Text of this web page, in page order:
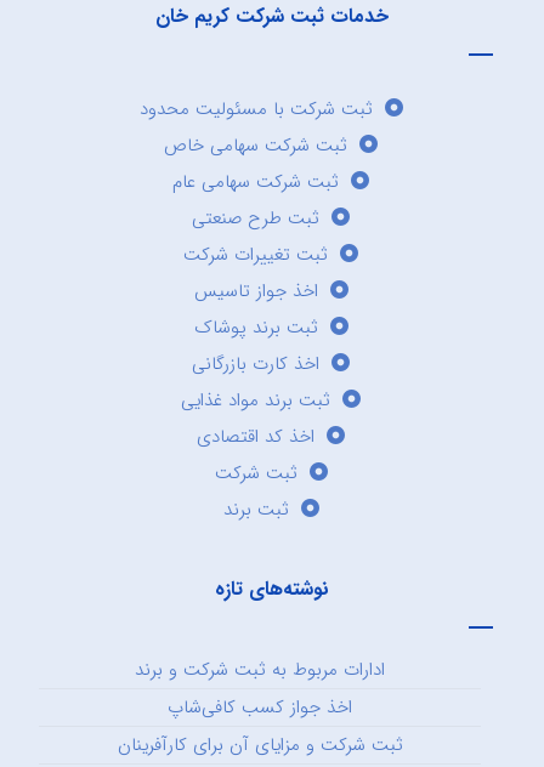
خدمات ثبت شرکت کریم خان
ثبت شرکت با مسئولیت محدود
ثبت شرکت سهامی خاص
ثبت شرکت سهامی عام
ثبت طرح صنعتی
ثبت تغییرات شرکت
اخذ جواز تاسیس
ثبت برند پوشاک
اخذ کارت بازرگانی
ثبت برند مواد غذایی
اخذ کد اقتصادی
ثبت شرکت
ثبت برند
نوشته‌های تازه
ادارات مربوط به ثبت شرکت و برند
اخذ جواز کسب کافی‌شاپ
ثبت شرکت و مزایای آن برای کارآفرینان